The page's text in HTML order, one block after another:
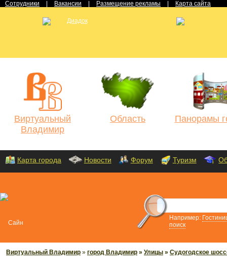
Сотрудники Вакансии Размещение рекламы Карта сайта
Виртуальный
Владимир
Область Панорамы
Карта города Новости Форум Туризм
Например:
поиск
Виртуальный Владимир » город Владимир » Улицы » Судогодское